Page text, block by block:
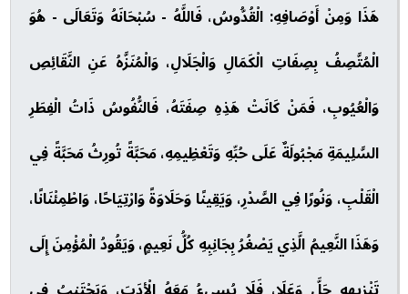
هَذَا وَمِنْ أَوْصَافِهِ: الْقُدُّوسُ، فَاللَّهُ - سُبْحَانَهُ وَتَعَالَى - هُوَ
الْمُتَّصِفُ بِصِفَاتِ الْكَمَالِ وَالْجَلَالِ، وَالْمُنَزَّهُ عَنِ النَّقَائِصِ
وَالْعُيُوبِ، فَمَنْ كَانَتْ هَذِهِ صِفَتَهُ، فَالنُّفُوسُ ذَاتُ الْفِطَرِ
السَّلِيمَةِ مَجْبُولَةٌ عَلَى حُبِّهِ وَتَعْظِيمِهِ، مَحَبَّةً تُورِثُ مَحَبَّةً فِي
الْقَلْبِ، وَنُورًا فِي الصَّدْرِ، وَيَقِينًا وَحَلَاوَةً وَارْتِيَاحًا، وَاطْمِئْنَانًا،
وَهَذَا النَّعِيمُ الَّذِي يَصْغُرُ بِجَانِبِهِ كُلُّ نَعِيمٍ، وَيَقُودُ الْمُؤْمِنَ إِلَى